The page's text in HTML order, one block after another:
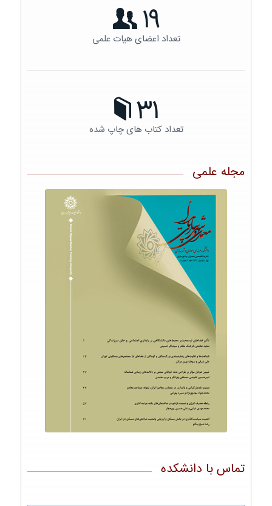
19
تعداد اعضای هیات علمی
31
تعداد کتاب های چاپ شده
مجله علمی
تماس با دانشکده